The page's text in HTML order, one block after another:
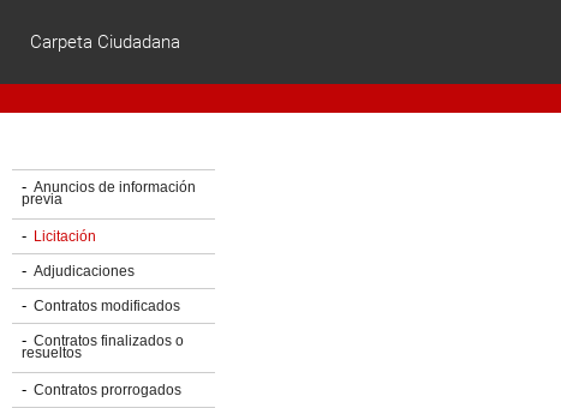
Carpeta Ciudadana
Anuncios de información
previa
Licitación
Adjudicaciones
Contratos modificados
Contratos finalizados o
resueltos
Contratos prorrogados